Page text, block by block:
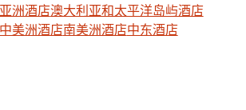
洲酒店澳大利亚和太平洋岛屿酒店
美洲酒店南美洲酒店中东酒店